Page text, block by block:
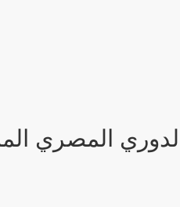
رع بنتيجة 5 - 0 في بطولة الدوري